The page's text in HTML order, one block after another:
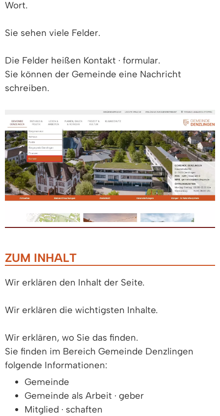
Wort.
Sie sehen viele Felder.
Die Felder heißen Kontakt · formular.
Sie können der Gemeinde eine Nachricht
schreiben.
ZUM INHALT
Wir erklären den Inhalt der Seite.
Wir erklären die wichtigsten Inhalte.
Wir erklären, wo Sie das finden.
Sie finden im Bereich Gemeinde Denzlingen
folgende Informationen:
Gemeinde
Gemeinde als Arbeit · geber
Mitglied · schaften